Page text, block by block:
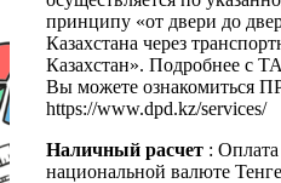
принципу «от двери до
Казахстана через
Казахстан». Подробнее с
Вы можете
https://www.dpd.kz/services/
Наличный расчет :
национальной валюте